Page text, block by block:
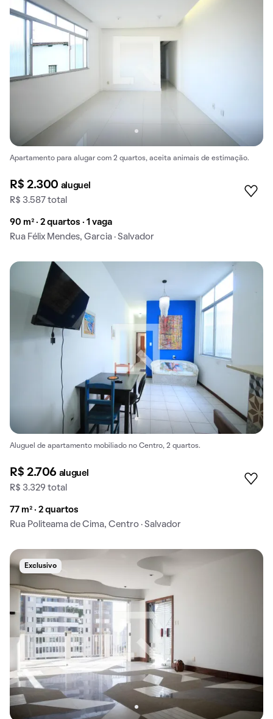
Apartamento para alugar com 2 quartos, aceita animais de estimação.
R$ 2.300 aluguel
R$ 3.587 total
90 m² · 2 quartos · 1 vaga
Rua Félix Mendes, Garcia · Salvador
Aluguel de apartamento mobiliado no Centro, 2 quartos.
R$ 2.706 aluguel
R$ 3.329 total
77 m² · 2 quartos
Rua Politeama de Cima, Centro · Salvador
Exclusivo